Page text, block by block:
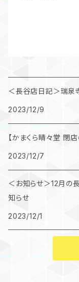
＜長谷店日記＞瑞泉
2023/12/9
【かまくら晴々堂 閉店
2023/12/7
＜お知らせ＞12月の
知らせ
2023/12/1